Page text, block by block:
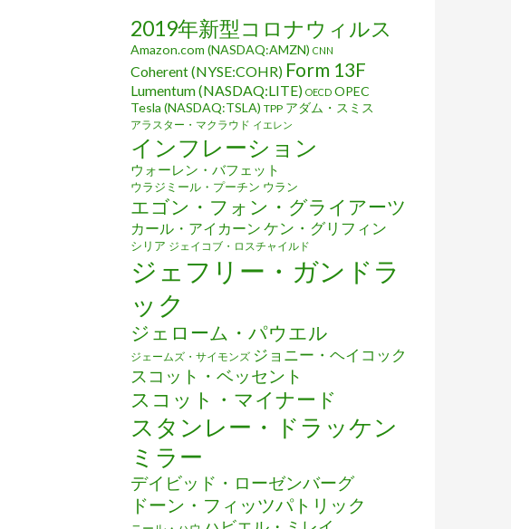
2019年新型コロナウィルス
Amazon.com (NASDAQ:AMZN) CNN
Coherent (NYSE:COHR) Form 13F
Lumentum (NASDAQ:LITE) OECD OPEC
Tesla (NASDAQ:TSLA) TPP アダム・スミス
アラスター・マクラウド イエレン
インフレーション
ウォーレン・バフェット
ウラジミール・プーチン ウラン
エゴン・フォン・グライアーツ
カール・アイカーン ケン・グリフィン
シリア ジェイコブ・ロスチャイルド
ジェフリー・ガンドラ
ック
ジェローム・パウエル
ジェームズ・サイモンズ ジョニー・ヘイコック
スコット・ベッセント
スコット・マイナード
スタンレー・ドラッケン
ミラー
デイビッド・ローゼンバーグ
ドーン・フィッツパトリック